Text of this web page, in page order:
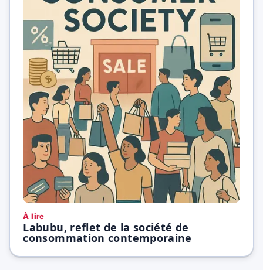
À lire
Labubu, reflet de la société de
consommation contemporaine